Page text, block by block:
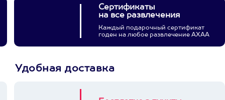
Сертификаты
на все развлечения
Каждый подарочный сертификат
годен на любое развлечение АХАА
Удобная доставка